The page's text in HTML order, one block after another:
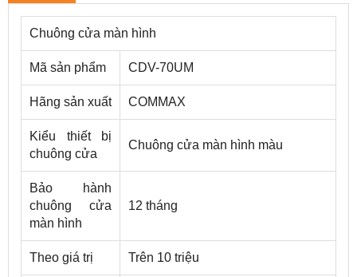
Chuông cửa màn hình
Mã sản phẩm CDV-70UM
Hãng sản xuất COMMAX
Kiểu thiết bị
chuông cửa
Chuông cửa màn hình màu
Bảo hành
chuông cửa
màn hình
12 tháng
Theo giá trị Trên 10 triệu